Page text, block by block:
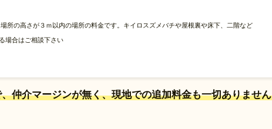
所の高さが３ｍ以内の場所の料金です。キイロスズメバチや屋根裏や床下、二階など
場合はご相談下さい
仲介マージンが無く、現地での追加料金も一切ありませ